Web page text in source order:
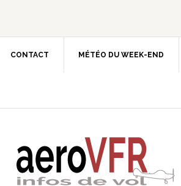
CONTACT MÉTÉO DU WEEK-END